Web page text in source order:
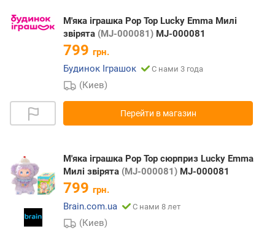
М'яка іграшка Pop Top Lucky Emma Милі
звірята (MJ-000081) MJ-000081
799 грн.
Будинок Іграшок
С нами 3 года
(Киев)
Перейти в магазин
М'яка іграшка Pop Top сюрприз Lucky Emma
Милі звірята (MJ-000081) MJ-000081
799 грн.
Brain.com.ua
С нами 8 лет
(Киев)